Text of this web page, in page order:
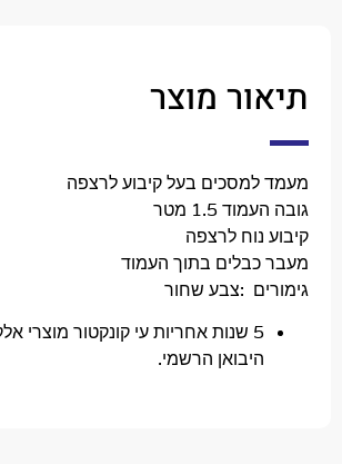
מוצר
בעל קיבוע לרצפה
1.5 מטר
לרצפה
בתוך העמוד
:צבע שחור
5 שנות אחריות עי קונקטור מוצרי אלקטרוניקה –
הרשמי.